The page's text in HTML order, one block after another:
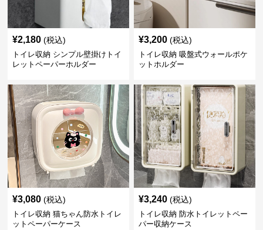
¥2,180 (税込)
トイレ収納 シンプル壁掛けトイ
レットペーパーホルダー
¥3,200 (税込)
トイレ収納 吸盤式ウォールポケ
ットホルダー
¥3,080 (税込)
トイレ収納 猫ちゃん防水トイレ
ットペーパーケース
¥3,240 (税込)
トイレ収納 防水トイレットペー
パー収納ケース